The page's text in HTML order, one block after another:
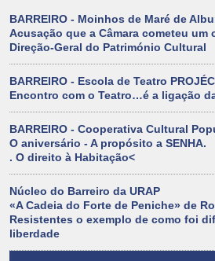
BARREIRO - Moinhos de Maré de
Acusação que a Câmara cometeu um
Direção-Geral do Património Cultural
BARREIRO - Escola de Teatro
Encontro com o Teatro…é a ligação
BARREIRO - Cooperativa Cultural
O aniversário - A propósito a SENHA.
. O direito à Habitação<
Núcleo do Barreiro da URAP
«A Cadeia do Forte de Peniche» de
Resistentes o exemplo de como foi
liberdade